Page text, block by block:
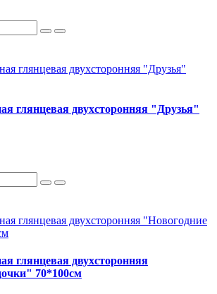
глянцевая двухсторонняя "Друзья"
глянцевая двухсторонняя
70*100см